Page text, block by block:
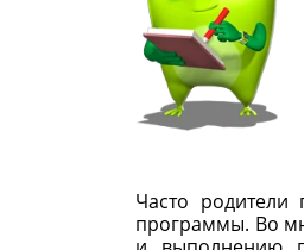
Часто родители
программы. Во